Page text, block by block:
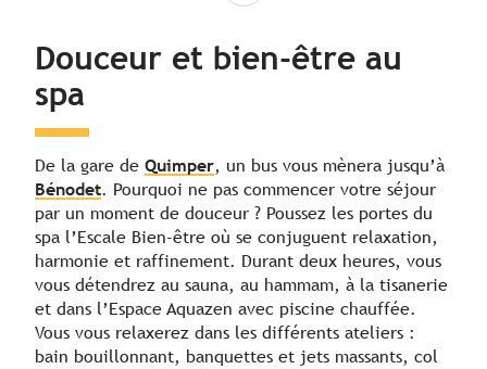
Douceur et bien-être au
spa
De la gare de Quimper, un bus vous mènera jusqu’à
Bénodet. Pourquoi ne pas commencer votre séjour
par un moment de douceur ? Poussez les portes du
spa l’Escale Bien-être où se conjuguent relaxation,
harmonie et raffinement. Durant deux heures, vous
vous détendrez au sauna, au hammam, à la tisanerie
et dans l’Espace Aquazen avec piscine chauffée.
Vous vous relaxerez dans les différents ateliers :
bain bouillonnant, banquettes et jets massants, col